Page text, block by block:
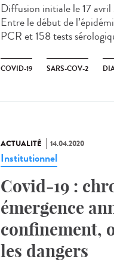
Diffusion initiale le 17
Entre le début de
PCR et 158 tests
COVID-19 SARS-COV-2
ACTUALITÉ 14.04.2020
Institutionnel
Covid-19 :
émergence
confinement,
les dangers